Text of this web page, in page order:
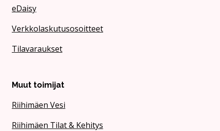
eDaisy
Verkkolaskutusosoitteet
Tilavaraukset
Muut toimijat
Riihimäen Vesi
Riihimäen Tilat & Kehitys